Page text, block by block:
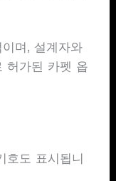
며, 설계자와
허가된 카펫 옵
호도 표시됩니